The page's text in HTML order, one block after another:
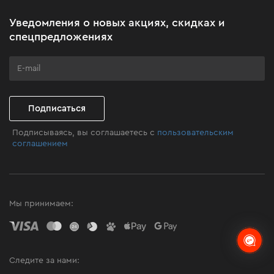
Клуб мастерства
Уведомления о новых акциях, скидках и
спецпредложениях
Подписаться
Подписываясь, вы соглашаетесь с пользовательским
соглашением
Мы принимаем:
Следите за нами: